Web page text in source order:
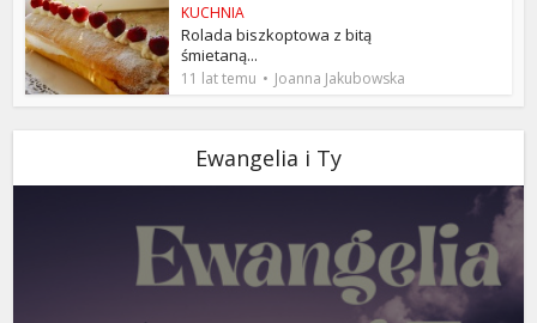
KUCHNIA
Rolada biszkoptowa z bitą
śmietaną...
11 lat temu Joanna Jakubowska
Ewangelia i Ty